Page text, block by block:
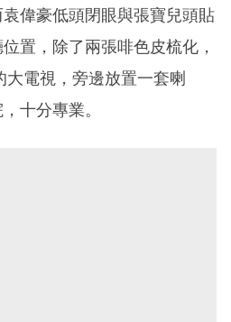
偉豪低頭閉眼與張寶兒頭貼
置，除了兩張啡色皮梳化，
電視，旁邊放置一套喇
十分專業。